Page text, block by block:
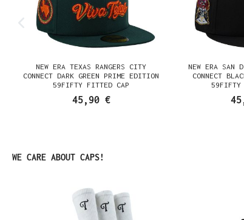
NEW ERA TEXAS RANGERS CITY
CONNECT DARK GREEN PRIME EDITION
59FIFTY FITTED CAP
45,90 €
NEW ERA SAN
CONNECT
59FIFTY
Produktgalerie überspringen
WE CARE ABOUT CAPS!